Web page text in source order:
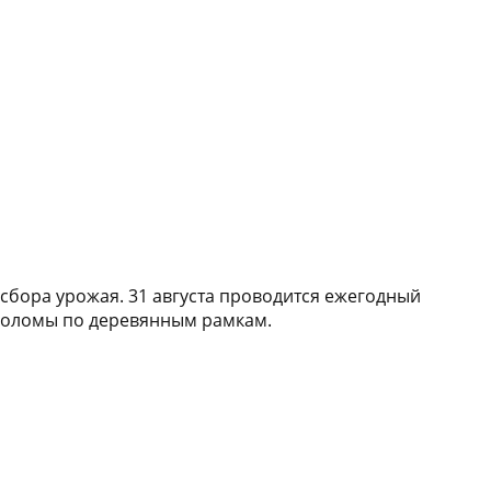
урожая. 31 августа проводится ежегодный
по деревянным рамкам.